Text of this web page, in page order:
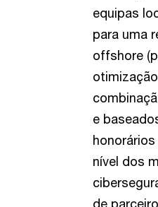
equipas
para uma
offshore
e
nível dos
de